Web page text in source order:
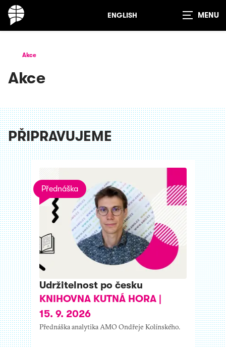
ENGLISH
Zobrazit
Akce
Akce
PŘIPRAVUJEME
Přednáška
Udržitelnost po česku
KNIHOVNA KUTNÁ HORA |
15. 9. 2026
Přednáška analytika AMO Ondřeje Kolínského.